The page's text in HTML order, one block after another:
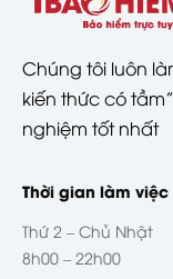
Chúng tôi luôn
kiến thức có
nghiệm tốt nhất
Thời gian làm việc
Thứ 2 – Chủ Nhật
8h00 – 22h00